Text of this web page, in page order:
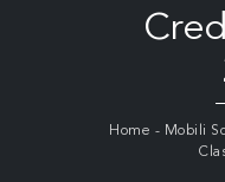
Home - Mobili